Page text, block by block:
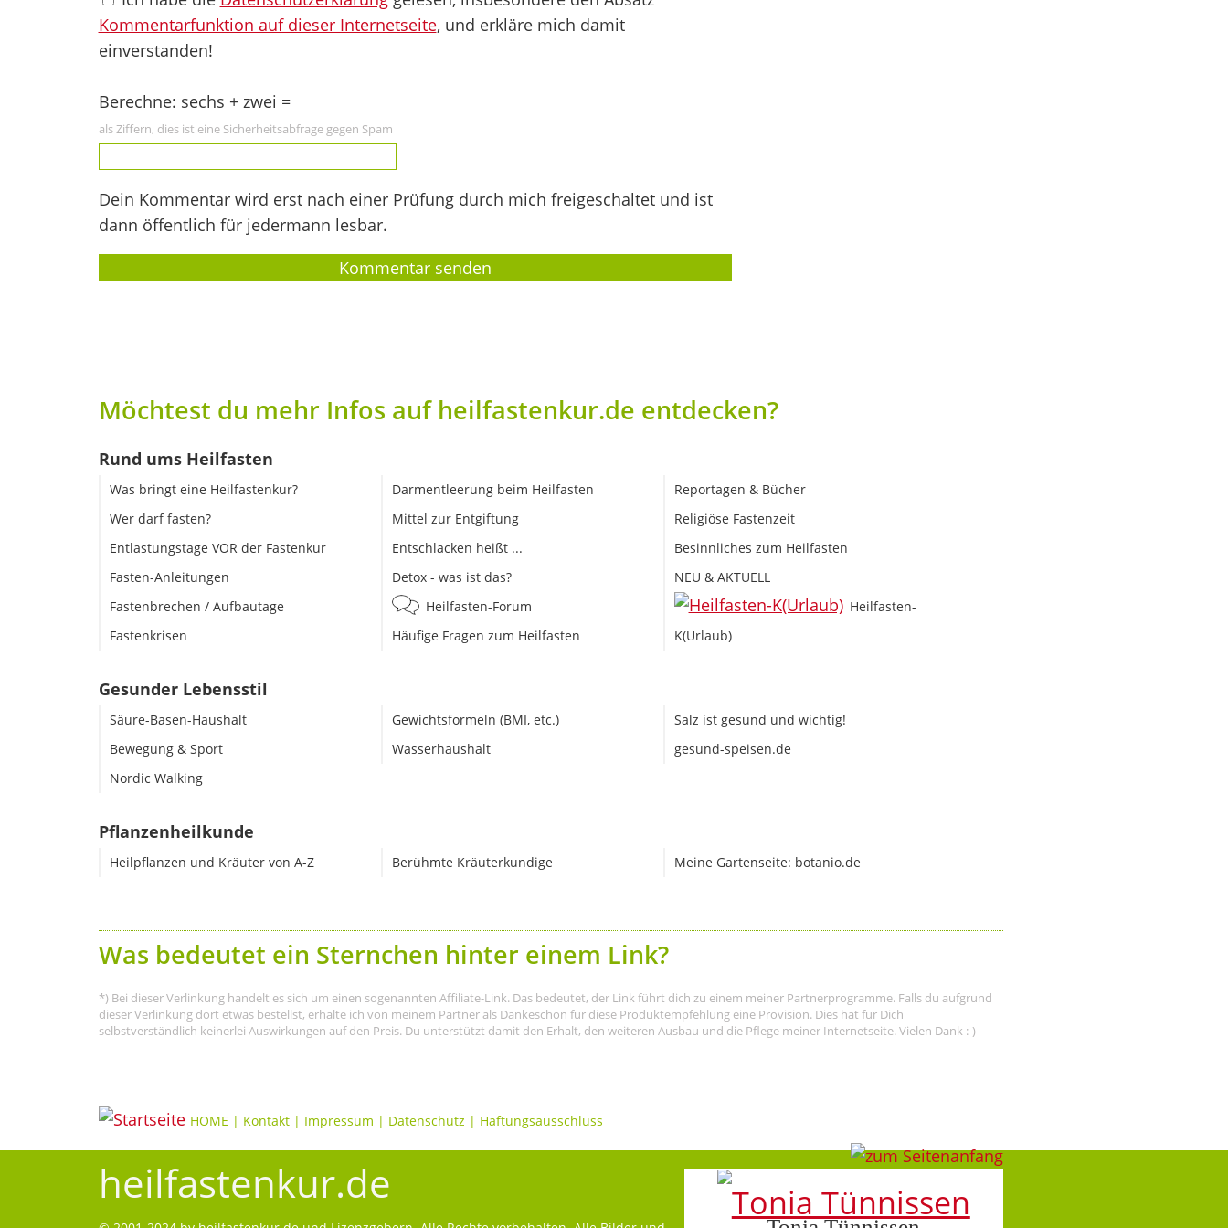
Kommentarfunktion auf dieser Internetseite, und erkläre mich damit
einverstanden!
Berechne: sechs + zwei =
als Ziffern, dies ist eine Sicherheitsabfrage gegen Spam
Dein Kommentar wird erst nach einer Prüfung durch mich freigeschaltet und ist
dann öffentlich für jedermann lesbar.
Möchtest du mehr Infos auf heilfastenkur.de entdecken?
Rund ums Heilfasten
Was bringt eine Heilfastenkur?
Wer darf fasten?
Entlastungstage VOR der Fastenkur
Fasten-Anleitungen
Fastenbrechen / Aufbautage
Fastenkrisen
Darmentleerung beim Heilfasten
Mittel zur Entgiftung
Entschlacken heißt ...
Detox - was ist das?
Heilfasten-Forum
Häufige Fragen zum Heilfasten
Reportagen & Bücher
Religiöse Fastenzeit
Besinnliches zum Heilfasten
NEU & AKTUELL
Heilfasten-
K(Urlaub)
Gesunder Lebensstil
Säure-Basen-Haushalt
Bewegung & Sport
Nordic Walking
Gewichtsformeln (BMI, etc.)
Wasserhaushalt
Salz ist gesund und wichtig!
gesund-speisen.de
Pflanzenheilkunde
Heilpflanzen und Kräuter von A-Z Berühmte Kräuterkundige Meine Gartenseite: botanio.de
Was bedeutet ein Sternchen hinter einem Link?
*) Bei dieser Verlinkung handelt es sich um einen sogenannten Affiliate-Link. Das bedeutet, der Link führt dich zu einem meiner Partnerprogramme. Falls du aufgrund
dieser Verlinkung dort etwas bestellst, erhalte ich von meinem Partner als Dankeschön für diese Produktempfehlung eine Provision. Dies hat für Dich
selbstverständlich keinerlei Auswirkungen auf den Preis. Du unterstützt damit den Erhalt, den weiteren Ausbau und die Pflege meiner Internetseite. Vielen Dank :-)
HOME | Kontakt| Impressum | Datenschutz | Haftungsausschluss
heilfastenkur.de